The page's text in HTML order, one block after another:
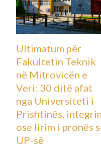
Ultimatum për
Fakultetin Teknik
në Mitrovicën e
Veri: 30 ditë afat
nga Universiteti i
Prishtinës,
ose lirim i pronës
UP-së